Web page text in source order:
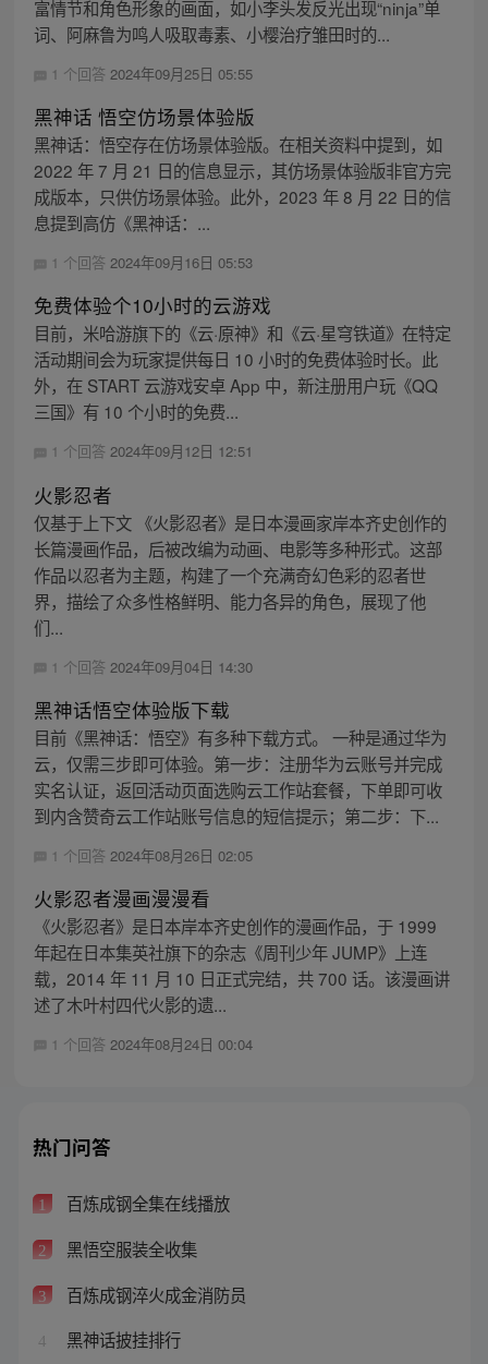
富情节和角色形象的画面，如小李头发反光出现“ninja”单
词、阿麻鲁为鸣人吸取毒素、小樱治疗雏田时的...
1 个回答 2024年09月25日 05:55
黑神话 悟空仿场景体验版
黑神话：悟空存在仿场景体验版。在相关资料中提到，如
2022 年 7 月 21 日的信息显示，其仿场景体验版非官方完
成版本，只供仿场景体验。此外，2023 年 8 月 22 日的信
息提到高仿《黑神话：...
1 个回答 2024年09月16日 05:53
免费体验个10小时的云游戏
目前，米哈游旗下的《云·原神》和《云·星穹铁道》在特定
活动期间会为玩家提供每日 10 小时的免费体验时长。此
外，在 START 云游戏安卓 App 中，新注册用户玩《QQ
三国》有 10 个小时的免费...
1 个回答 2024年09月12日 12:51
火影忍者
仅基于上下文 《火影忍者》是日本漫画家岸本齐史创作的
长篇漫画作品，后被改编为动画、电影等多种形式。这部
作品以忍者为主题，构建了一个充满奇幻色彩的忍者世
界，描绘了众多性格鲜明、能力各异的角色，展现了他
们...
1 个回答 2024年09月04日 14:30
黑神话悟空体验版下载
目前《黑神话：悟空》有多种下载方式。 一种是通过华为
云，仅需三步即可体验。第一步：注册华为云账号并完成
实名认证，返回活动页面选购云工作站套餐，下单即可收
到内含赞奇云工作站账号信息的短信提示；第二步：下...
1 个回答 2024年08月26日 02:05
火影忍者漫画漫漫看
《火影忍者》是日本岸本齐史创作的漫画作品，于 1999
年起在日本集英社旗下的杂志《周刊少年 JUMP》上连
载，2014 年 11 月 10 日正式完结，共 700 话。该漫画讲
述了木叶村四代火影的遗...
1 个回答 2024年08月24日 00:04
热门问答
1 百炼成钢全集在线播放
2 黑悟空服装全收集
3 百炼成钢淬火成金消防员
4 黑神话披挂排行